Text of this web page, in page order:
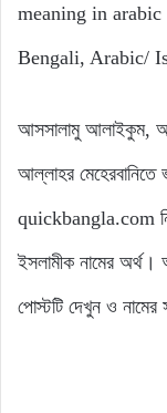
meaning in
Bengali, Arabic/
আসসালামু আলাইকুম,
আল্লাহর
quickbangla.com
ইসলামীক নামের অর্থ।
পোস্টটি দেখুন ও